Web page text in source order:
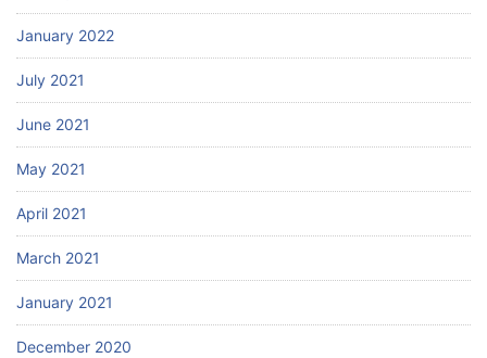
January 2022
July 2021
June 2021
May 2021
April 2021
March 2021
January 2021
December 2020